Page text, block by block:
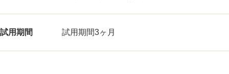
試用期間 試用期間3ヶ月